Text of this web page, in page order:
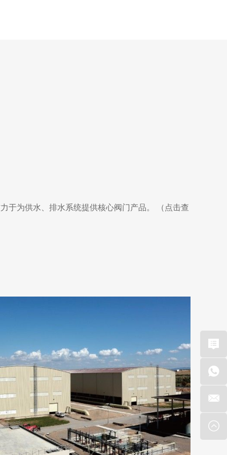
于为供水、排水系统提供核心阀门产品。 （点击查